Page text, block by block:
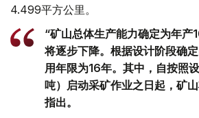
4.499平方公里。
“矿山总体生产能力确定为年产
将逐步下降。根据设计阶段确
用年限为16年。其中，自按照
吨）启动采矿作业之日起，矿
指出。